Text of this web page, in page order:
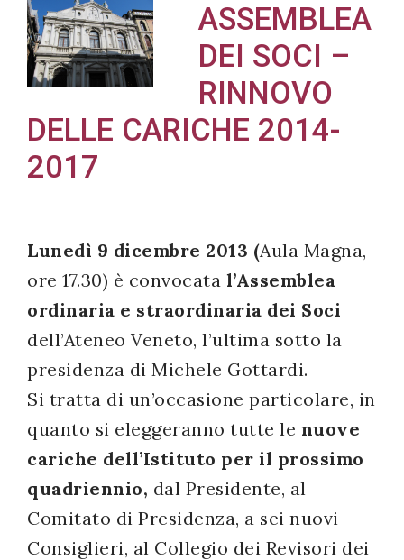
ASSEMBLEA
DEI SOCI –
RINNOVO
DELLE CARICHE 2014-
2017
Lunedì 9 dicembre 2013 (Aula Magna,
ore 17.30) è convocata l’Assemblea
ordinaria e straordinaria dei Soci
dell’Ateneo Veneto, l’ultima sotto la
presidenza di Michele Gottardi.
Si tratta di un’occasione particolare, in
quanto si eleggeranno tutte le nuove
cariche dell’Istituto per il prossimo
quadriennio, dal Presidente, al
Comitato di Presidenza, a sei nuovi
Consiglieri, al Collegio dei Revisori dei
Acconsento
all'uso dei
accordo
con il
decreto
legislativo
Registrazione
avvenuta con
successo!